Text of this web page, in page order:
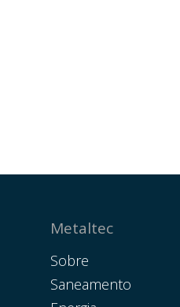
Metaltec
Sobre
Saneamento